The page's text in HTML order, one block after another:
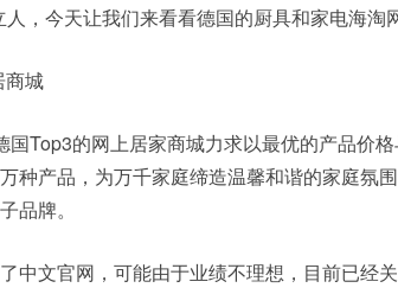
，今天让我们来看看德国的厨具和家电海淘
商城
国Top3的网上居家商城力求以最优的产品价
种产品，为万千家庭缔造温馨和谐的家庭氛
品牌。
中文官网，可能由于业绩不理想，目前已经关